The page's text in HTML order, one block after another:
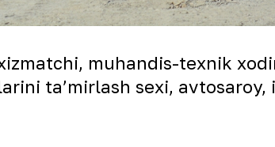
muhandis-texnik
ta’mirlash sexi, avtosaroy,